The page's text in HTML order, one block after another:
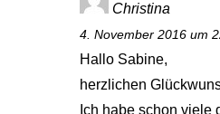
Christina
4. November 2016 um
Hallo Sabine,
herzlichen
Ich habe schon viele